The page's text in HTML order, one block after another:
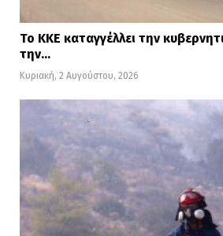
Το ΚΚΕ καταγγέλλει την
την…
Κυριακή, 2 Αυγούστου, 2026